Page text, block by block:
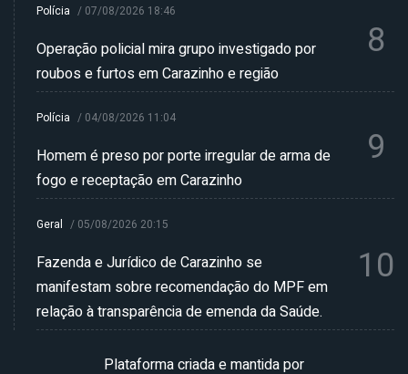
Polícia / 07/08/2026 18:46
Operação policial mira grupo investigado por
roubos e furtos em Carazinho e região
8
Polícia / 04/08/2026 11:04
Homem é preso por porte irregular de arma de
fogo e receptação em Carazinho
9
Geral / 05/08/2026 20:15
Fazenda e Jurídico de Carazinho se
manifestam sobre recomendação do MPF em
relação à transparência de emenda da Saúde.
10
Plataforma criada e mantida por